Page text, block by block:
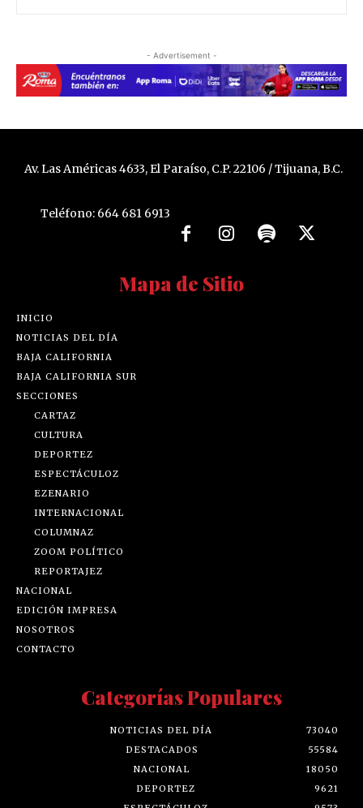
- Advertisement -
Av. Las Américas 4633, El Paraíso, C.P. 22106 / Tijuana, B.C.
Teléfono: 664 681 6913
Mapa de Sitio
INICIO
NOTICIAS DEL DÍA
BAJA CALIFORNIA
BAJA CALIFORNIA SUR
SECCIONES
CARTAZ
CULTURA
DEPORTEZ
ESPECTÁCULOZ
EZENARIO
INTERNACIONAL
COLUMNAZ
ZOOM POLÍTICO
REPORTAJEZ
NACIONAL
EDICIÓN IMPRESA
NOSOTROS
CONTACTO
Categorías Populares
NOTICIAS DEL DÍA
73040
DESTACADOS
55584
NACIONAL
18050
DEPORTEZ
9621